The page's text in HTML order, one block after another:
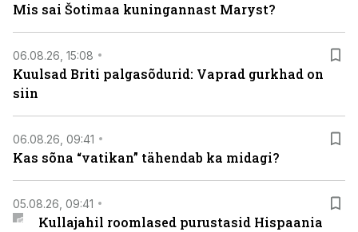
Mis sai Šotimaa kuningannast Maryst?
06.08.26, 15:08
Kuulsad Briti palgasõdurid: Vaprad gurkhad on
siin
06.08.26, 09:41
Kas sõna “vatikan” tähendab ka midagi?
05.08.26, 09:41
Kullajahil roomlased purustasid Hispaania